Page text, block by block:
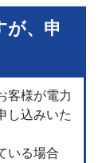
が、申
客様が電力
し込みいた
いる場合